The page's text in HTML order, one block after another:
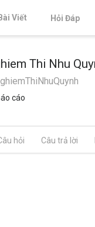
Bài Viết Hỏi Đáp
Thi Nhu
cáo
hỏi Câu trả lời